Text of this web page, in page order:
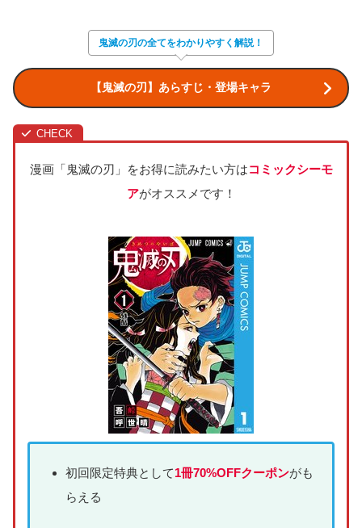
鬼滅の刃の全てをわかりやすく解説！
【鬼滅の刃】あらすじ・登場キャラ
漫画「鬼滅の刃」をお得に読みたい方はコミックシーモ
アがオススメです！
初回限定特典として1冊70%OFFクーポンがも
らえる